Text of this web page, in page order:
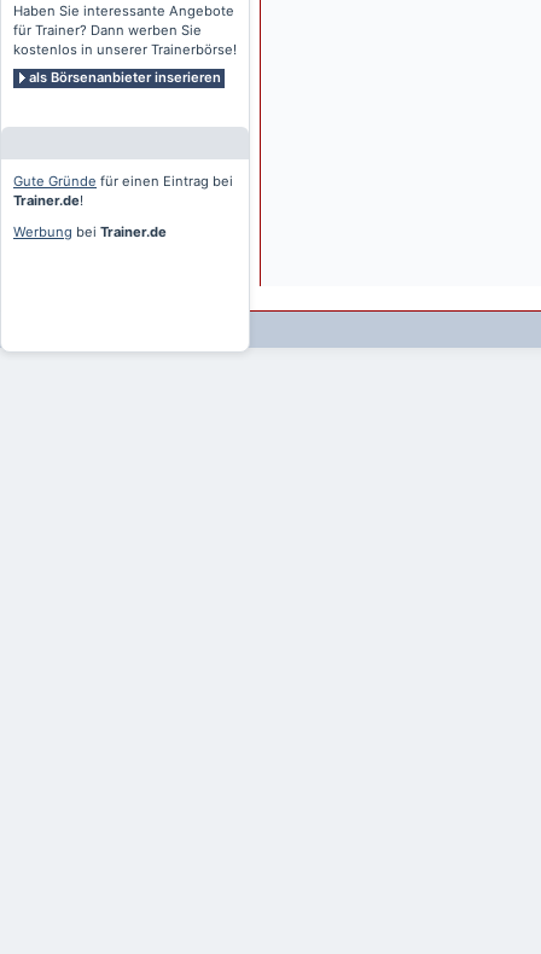
Haben Sie interessante Angebote
für Trainer? Dann werben Sie
kostenlos in unserer Trainerbörse!
als Börsenanbieter inserieren
Gute Gründe für einen Eintrag bei
Trainer.de!
Werbung bei Trainer.de